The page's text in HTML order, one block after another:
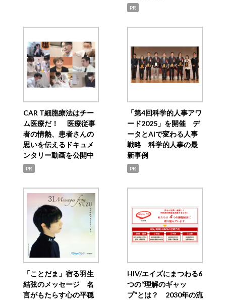
PR
CAR T細胞療法はチー
ム医療だ！ 医療従事
者の情熱、患者さんの
思いを伝えるドキュメ
ンタリー動画を公開中
PR
「第4回科学的人事アワ
ード2025」を開催 デ
ータとAIで変わる人事
戦略 科学的人事の最
新事例
PR
「ことだま」宿る羽生
結弦のメッセージ 名
言がもたらす心の平穏
HIV/エイズにまつわる6
つの“理解のギャッ
プ”とは？ 2030年の流